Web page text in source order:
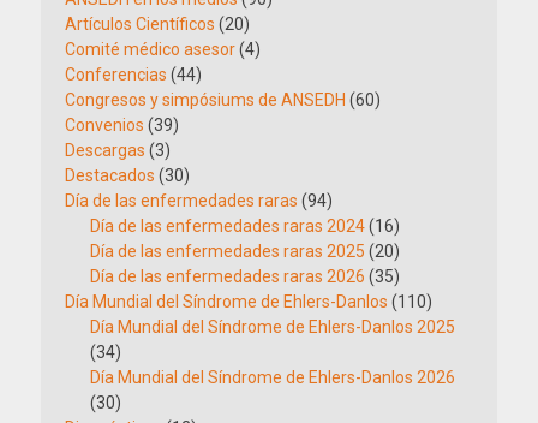
Artículos Científicos (20)
Comité médico asesor(4)
Conferencias (44)
Congresos y simpósiums de ANSEDH (60)
Convenios (39)
Descargas (3)
Destacados (30)
Día de las enfermedades raras (94)
Día de las enfermedades raras 2024(16)
Día de las enfermedades raras 2025 (20)
Día de las enfermedades raras 2026 (35)
Día Mundial del Síndrome de Ehlers-Danlos (110)
Día Mundial del Síndrome de Ehlers-Danlos 2025
(34)
Día Mundial del Síndrome de Ehlers-Danlos 2026
(30)